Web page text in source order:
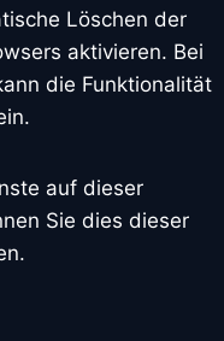
Löschen der
aktivieren. Bei
die Funktionalität
auf dieser
Sie dies dieser